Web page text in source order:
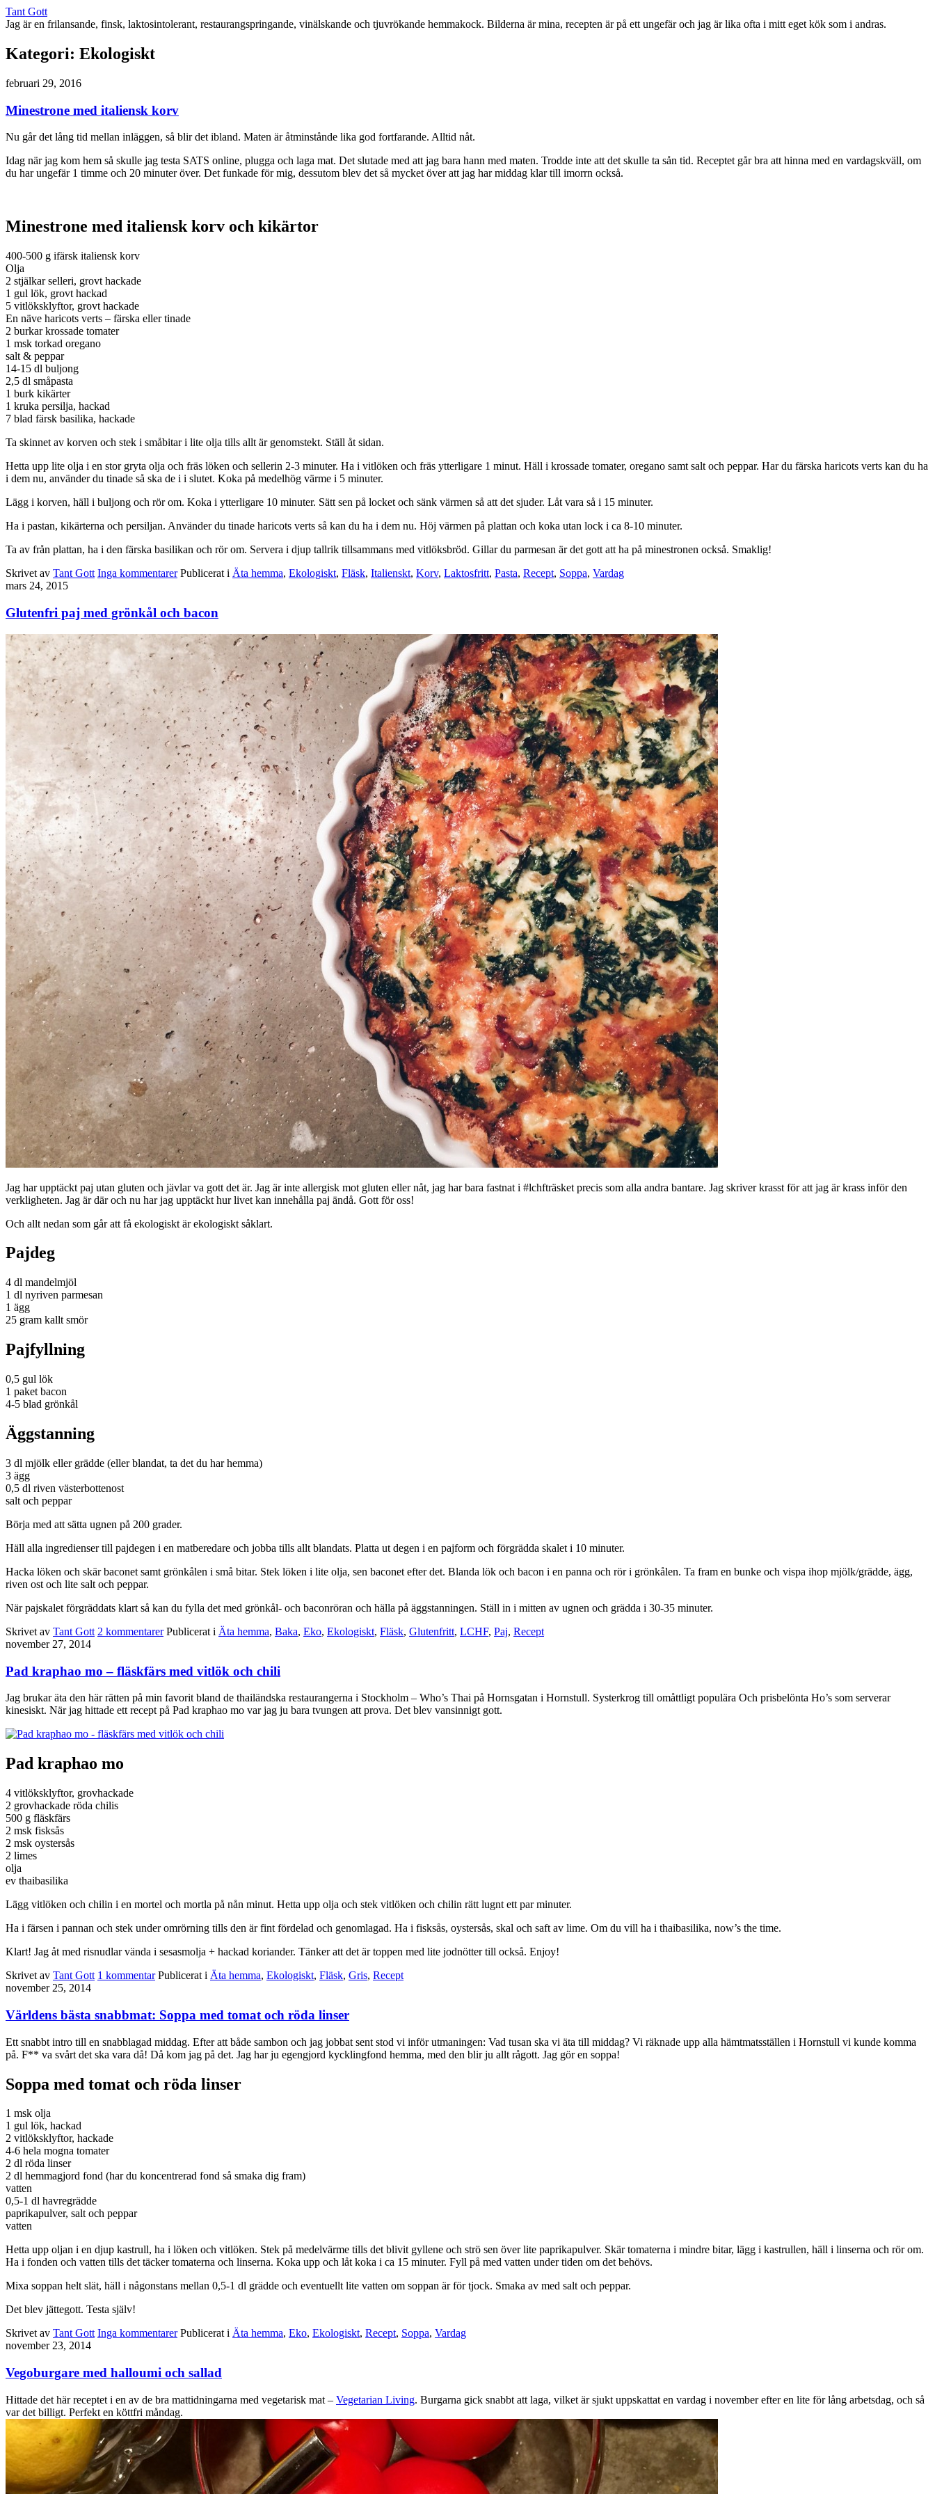
Tant Gott
Jag är en frilansande, finsk, laktosintolerant, restaurangspringande, vinälskande och tjuvrökande hemmakock. Bilderna är mina, recepten är på ett ungefär och jag är lika ofta i mitt eget kök som i andras.
Kategori: Ekologiskt
februari 29, 2016
Minestrone med italiensk korv
Nu går det lång tid mellan inläggen, så blir det ibland. Maten är åtminstånde lika god fortfarande. Alltid nåt.
Idag när jag kom hem så skulle jag testa SATS online, plugga och laga mat. Det slutade med att jag bara hann med maten. Trodde inte att det skulle ta sån tid. Receptet går bra att hinna med en vardagskväll, om
du har ungefär 1 timme och 20 minuter över. Det funkade för mig, dessutom blev det så mycket över att jag har middag klar till imorrn också.
Minestrone med italiensk korv och kikärtor
400-500 g ifärsk italiensk korv
Olja
2 stjälkar selleri, grovt hackade
1 gul lök, grovt hackad
5 vitlöksklyftor, grovt hackade
En näve haricots verts – färska eller tinade
2 burkar krossade tomater
1 msk torkad oregano
salt & peppar
14-15 dl buljong
2,5 dl småpasta
1 burk kikärter
1 kruka persilja, hackad
7 blad färsk basilika, hackade
Ta skinnet av korven och stek i småbitar i lite olja tills allt är genomstekt. Ställ åt sidan.
Hetta upp lite olja i en stor gryta olja och fräs löken och sellerin 2-3 minuter. Ha i vitlöken och fräs ytterligare 1 minut. Häll i krossade tomater, oregano samt salt och peppar. Har du färska haricots verts kan du ha
i dem nu, använder du tinade så ska de i i slutet. Koka på medelhög värme i 5 minuter.
Lägg i korven, häll i buljong och rör om. Koka i ytterligare 10 minuter. Sätt sen på locket och sänk värmen så att det sjuder. Låt vara så i 15 minuter.
Ha i pastan, kikärterna och persiljan. Använder du tinade haricots verts så kan du ha i dem nu. Höj värmen på plattan och koka utan lock i ca 8-10 minuter.
Ta av från plattan, ha i den färska basilikan och rör om. Servera i djup tallrik tillsammans med vitlöksbröd. Gillar du parmesan är det gott att ha på minestronen också. Smaklig!
Skrivet av Tant Gott Inga kommentarer Publicerat i Äta hemma, Ekologiskt, Fläsk, Italienskt, Korv, Laktosfritt, Pasta, Recept, Soppa, Vardag
mars 24, 2015
Glutenfri paj med grönkål och bacon
Jag har upptäckt paj utan gluten och jävlar va gott det är. Jag är inte allergisk mot gluten eller nåt, jag har bara fastnat i #lchfträsket precis som alla andra bantare. Jag skriver krasst för att jag är krass inför den
verkligheten. Jag är där och nu har jag upptäckt hur livet kan innehålla paj ändå. Gott för oss!
Och allt nedan som går att få ekologiskt är ekologiskt såklart.
Pajdeg
4 dl mandelmjöl
1 dl nyriven parmesan
1 ägg
25 gram kallt smör
Pajfyllning
0,5 gul lök
1 paket bacon
4-5 blad grönkål
Äggstanning
3 dl mjölk eller grädde (eller blandat, ta det du har hemma)
3 ägg
0,5 dl riven västerbottenost
salt och peppar
Börja med att sätta ugnen på 200 grader.
Häll alla ingredienser till pajdegen i en matberedare och jobba tills allt blandats. Platta ut degen i en pajform och förgrädda skalet i 10 minuter.
Hacka löken och skär baconet samt grönkålen i små bitar. Stek löken i lite olja, sen baconet efter det. Blanda lök och bacon i en panna och rör i grönkålen. Ta fram en bunke och vispa ihop mjölk/grädde, ägg,
riven ost och lite salt och peppar.
När pajskalet förgräddats klart så kan du fylla det med grönkål- och baconröran och hälla på äggstanningen. Ställ in i mitten av ugnen och grädda i 30-35 minuter.
Skrivet av Tant Gott 2 kommentarer Publicerat i Äta hemma, Baka, Eko, Ekologiskt, Fläsk, Glutenfritt, LCHF, Paj, Recept
november 27, 2014
Pad kraphao mo – fläskfärs med vitlök och chili
Jag brukar äta den här rätten på min favorit bland de thailändska restaurangerna i Stockholm – Who’s Thai på Hornsgatan i Hornstull. Systerkrog till omåttligt populära Och prisbelönta Ho’s som serverar
kinesiskt. När jag hittade ett recept på Pad kraphao mo var jag ju bara tvungen att prova. Det blev vansinnigt gott.
Pad kraphao mo
4 vitlöksklyftor, grovhackade
2 grovhackade röda chilis
500 g fläskfärs
2 msk fisksås
2 msk oystersås
2 limes
olja
ev thaibasilika
Lägg vitlöken och chilin i en mortel och mortla på nån minut. Hetta upp olja och stek vitlöken och chilin rätt lugnt ett par minuter.
Ha i färsen i pannan och stek under omrörning tills den är fint fördelad och genomlagad. Ha i fisksås, oystersås, skal och saft av lime. Om du vill ha i thaibasilika, now’s the time.
Klart! Jag åt med risnudlar vända i sesasmolja + hackad koriander. Tänker att det är toppen med lite jodnötter till också. Enjoy!
Skrivet av Tant Gott 1 kommentar Publicerat i Äta hemma, Ekologiskt, Fläsk, Gris, Recept
november 25, 2014
Världens bästa snabbmat: Soppa med tomat och röda linser
Ett snabbt intro till en snabblagad middag. Efter att både sambon och jag jobbat sent stod vi inför utmaningen: Vad tusan ska vi äta till middag? Vi räknade upp alla hämtmatsställen i Hornstull vi kunde komma
på. F** va svårt det ska vara då! Då kom jag på det. Jag har ju egengjord kycklingfond hemma, med den blir ju allt rågott. Jag gör en soppa!
Soppa med tomat och röda linser
1 msk olja
1 gul lök, hackad
2 vitlöksklyftor, hackade
4-6 hela mogna tomater
2 dl röda linser
2 dl hemmagjord fond (har du koncentrerad fond så smaka dig fram)
vatten
0,5-1 dl havregrädde
paprikapulver, salt och peppar
vatten
Hetta upp oljan i en djup kastrull, ha i löken och vitlöken. Stek på medelvärme tills det blivit gyllene och strö sen över lite paprikapulver. Skär tomaterna i mindre bitar, lägg i kastrullen, häll i linserna och rör om.
Ha i fonden och vatten tills det täcker tomaterna och linserna. Koka upp och låt koka i ca 15 minuter. Fyll på med vatten under tiden om det behövs.
Mixa soppan helt slät, häll i någonstans mellan 0,5-1 dl grädde och eventuellt lite vatten om soppan är för tjock. Smaka av med salt och peppar.
Det blev jättegott. Testa själv!
Skrivet av Tant Gott Inga kommentarer Publicerat i Äta hemma, Eko, Ekologiskt, Recept, Soppa, Vardag
november 23, 2014
Vegoburgare med halloumi och sallad
Hittade det här receptet i en av de bra mattidningarna med vegetarisk mat – Vegetarian Living. Burgarna gick snabbt att laga, vilket är sjukt uppskattat en vardag i november efter en lite för lång arbetsdag, och så
var det billigt. Perfekt en köttfri måndag.